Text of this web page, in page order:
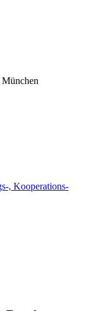
München
, Kooperations-